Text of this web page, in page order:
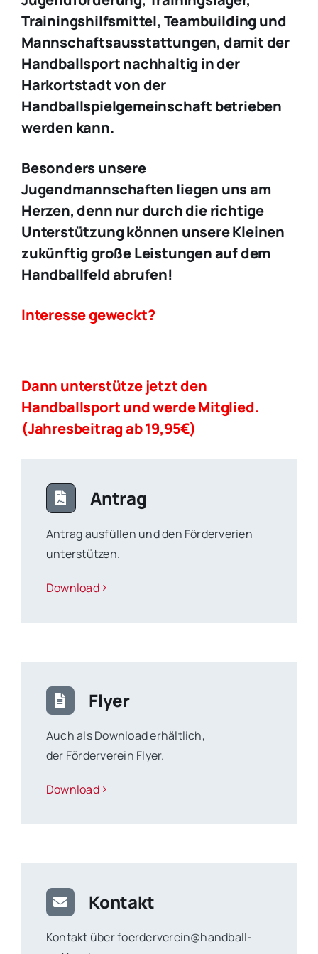
Trainingshilfsmittel, Teambuilding und
Mannschaftsausstattungen, damit der
Handballsport nachhaltig in der
Harkortstadt von der
Handballspielgemeinschaft betrieben
werden kann.
Besonders unsere
Jugendmannschaften liegen uns am
Herzen, denn nur durch die richtige
Unterstützung können unsere Kleinen
zukünftig große Leistungen auf dem
Handballfeld abrufen!
Interesse geweckt?
Dann unterstütze jetzt den
Handballsport und werde Mitglied.
(Jahresbeitrag ab 19,95€)
Antrag
Antrag ausfüllen und den Förderverien
unterstützen.
Download
Flyer
Auch als Download erhältlich,
der Förderverein Flyer.
Download
Kontakt
Kontakt über foerderverein@handball-